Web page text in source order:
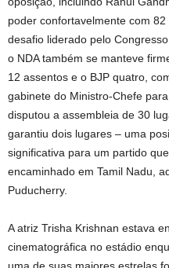
poder confortavelmente com
desafio liderado pelo
o NDA também se manteve
12 assentos e o BJP quatro,
gabinete do Ministro-Chefe
disputou a assembleia de 30
garantiu dois lugares – uma
significativa para um partido
encaminhado em Tamil Nadu,
Puducherry.
A atriz Trisha Krishnan estava
cinematográfica no estádio
uma de suas maiores estrelas